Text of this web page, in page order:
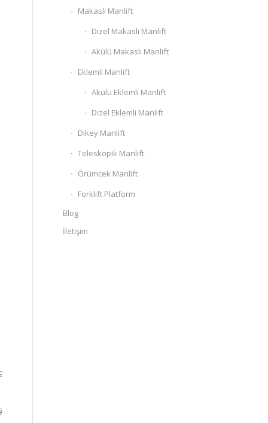
Makaslı Manlift
Dizel Makaslı Manlift
Akülü Makaslı Manlift
Eklemli Manlift
Akülü Eklemli Manlift
Dizel Eklemli Manlift
Dikey Manlift
Teleskopik Manlift
Örümcek Manlift
Forklift Platform
Blog
İletişim